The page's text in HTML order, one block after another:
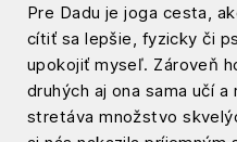
Pre Dadu je joga cesta,
cítiť sa lepšie, fyzicky či
upokojiť myseľ. Zároveň
druhých aj ona sama učí
stretáva množstvo